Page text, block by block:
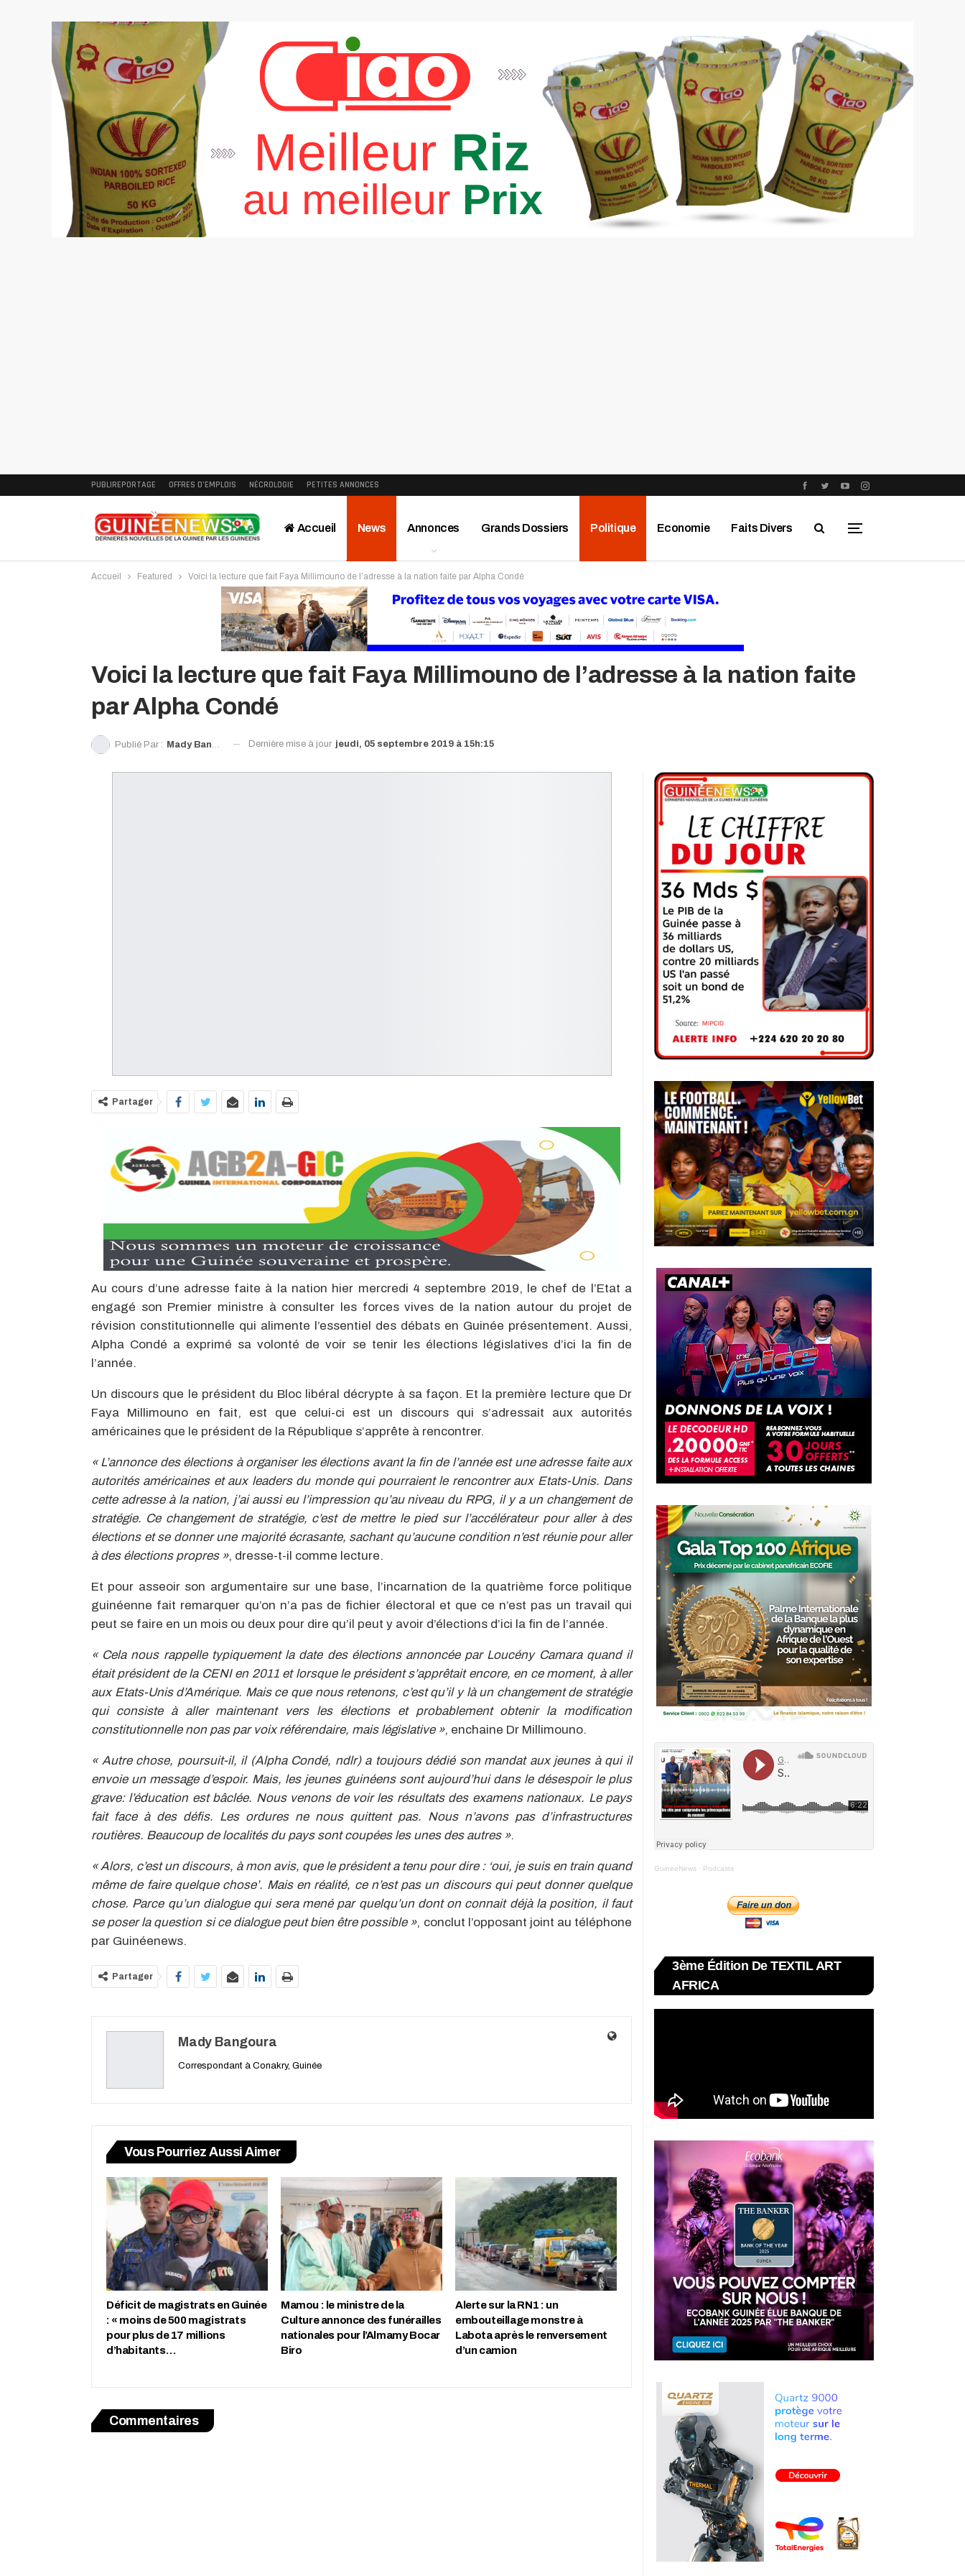
PUBLIREPORTAGE OFFRES D’EMPLOIS NÉCROLOGIE PETITES ANNONCES
Accueil News Annonces Grands Dossiers Politique Economie Faits Divers
Interviews Publireportage Région
Accueil Featured Voici la lecture que fait Faya Millimouno de l’adresse à la nation faite par Alpha Condé
Voici la lecture que fait Faya Millimouno de l’adresse à la nation faite
par Alpha Condé
Publié Par : Mady Bangoura Dernière mise à jour jeudi, 05 septembre 2019 à 15h:15
Partager
Au cours d’une adresse faite à la nation hier mercredi 4 septembre 2019, le chef de l’Etat a
engagé son Premier ministre à consulter les forces vives de la nation autour du projet de
révision constitutionnelle qui alimente l’essentiel des débats en Guinée présentement. Aussi,
Alpha Condé a exprimé sa volonté de voir se tenir les élections législatives d’ici la fin de
l’année.
Un discours que le président du Bloc libéral décrypte à sa façon. Et la première lecture que Dr
Faya Millimouno en fait, est que celui-ci est un discours qui s’adressait aux autorités
américaines que le président de la République s’apprête à rencontrer.
« L’annonce des élections à organiser les élections avant la fin de l’année est une adresse faite aux
autorités américaines et aux leaders du monde qui pourraient le rencontrer aux Etats-Unis. Dans
cette adresse à la nation, j’ai aussi eu l’impression qu’au niveau du RPG, il y a un changement de
stratégie. Ce changement de stratégie, c’est de mettre le pied sur l’accélérateur pour aller à des
élections et se donner une majorité écrasante, sachant qu’aucune condition n’est réunie pour aller
à des élections propres », dresse-t-il comme lecture.
Et pour asseoir son argumentaire sur une base, l’incarnation de la quatrième force politique
guinéenne fait remarquer qu’on n’a pas de fichier électoral et que ce n’est pas un travail qui
peut se faire en un mois ou deux pour dire qu’il peut y avoir d’élections d’ici la fin de l’année.
« Cela nous rappelle typiquement la date des élections annoncée par Loucény Camara quand il
était président de la CENI en 2011 et lorsque le président s’apprêtait encore, en ce moment, à aller
aux Etats-Unis d’Amérique. Mais ce que nous retenons, c’est qu’il y là un changement de stratégie
qui consiste à aller maintenant vers les élections et probablement obtenir la modification
constitutionnelle non pas par voix référendaire, mais législative », enchaine Dr Millimouno.
« Autre chose, poursuit-il, il (Alpha Condé, ndlr) a toujours dédié son mandat aux jeunes à qui il
envoie un message d’espoir. Mais, les jeunes guinéens sont aujourd’hui dans le désespoir le plus
grave: l’éducation est bâclée. Nous venons de voir les résultats des examens nationaux. Le pays
fait face à des défis. Les ordures ne nous quittent pas. Nous n’avons pas d’infrastructures
routières. Beaucoup de localités du pays sont coupées les unes des autres ».
« Alors, c’est un discours, à mon avis, que le président a tenu pour dire : ‘oui, je suis en train quand
même de faire quelque chose’. Mais en réalité, ce n’est pas un discours qui peut donner quelque
chose. Parce qu’un dialogue qui sera mené par quelqu’un dont on connait déjà la position, il faut
se poser la question si ce dialogue peut bien être possible », conclut l’opposant joint au téléphone
par Guinéenews.
Partager
Mady Bangoura
Correspondant à Conakry, Guinée
Vous Pourriez Aussi Aimer
Déficit de magistrats en Guinée
: « moins de 500 magistrats
pour plus de 17 millions
d’habitants…
Mamou : le ministre de la
Culture annonce des funérailles
nationales pour l’Almamy Bocar
Biro
Alerte sur la RN1 : un
embouteillage monstre à
Labota après le renversement
d’un camion
Commentaires
GuineeNews · Podcasts
3ème Édition De TEXTIL ART
AFRICA